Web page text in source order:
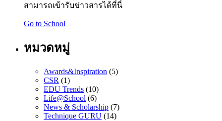
สามารถเข้ารับข่าวสารได้ที่นี่
Go to School
หมวดหมู่
Awards&Inspiration (5)
CSR (1)
EDU Trends (10)
Life@School (6)
News & Scholarship (7)
Technique GURU (14)